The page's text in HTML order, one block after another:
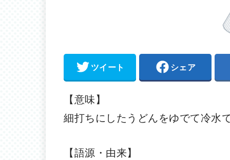
ツイート シェア
【意味】
細打ちにしたうどんをゆでて冷水
【語源・由来】